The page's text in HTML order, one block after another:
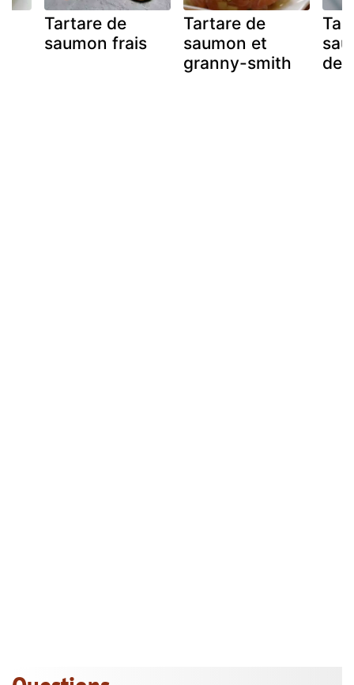
Tartare de
saumon frais
Tartare de
saumon et
granny-smith